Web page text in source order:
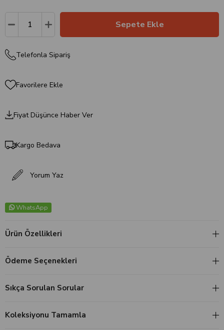
Telefonla Sipariş
Favorilere Ekle
Fiyat Düşünce Haber Ver
Kargo Bedava
Yorum Yaz
WhatsApp
Ürün Özellikleri
Ödeme Seçenekleri
Sıkça Sorulan Sorular
Koleksiyonu Tamamla